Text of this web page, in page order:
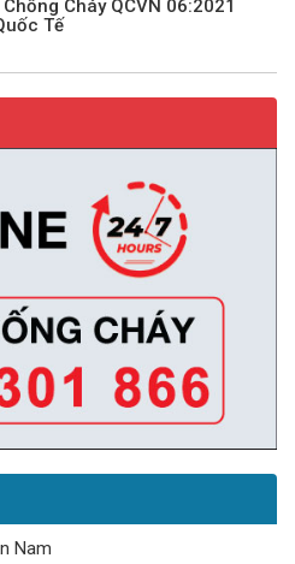
Cháy QCVN 06:2021
Tế
Nam